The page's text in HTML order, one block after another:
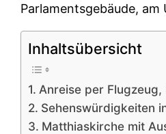
Parlamentsgebäude, am
Inhaltsübersicht
Anreise per Flugzeug,
Sehenswürdigkeiten
Matthiaskirche mit